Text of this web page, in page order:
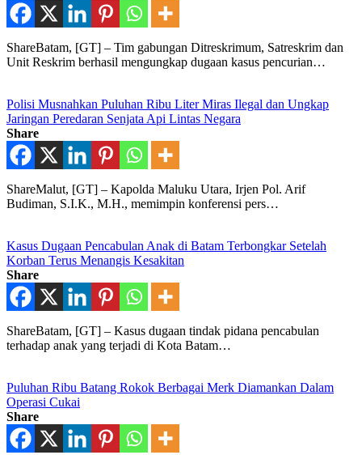
ShareBatam, [GT] – Tim gabungan Ditreskrimum, Satreskrim dan
Unit Reskrim berhasil mengungkap dugaan kasus pencurian…
Polisi Musnahkan Puluhan Ribu Liter Miras Ilegal dan Ungkap
Jaringan Peredaran Senjata Api Lintas Negara
Share
ShareMalut, [GT] – Kapolda Maluku Utara, Irjen Pol. Arif
Budiman, S.I.K., M.H., memimpin konferensi pers…
Kasus Dugaan Pencabulan Anak di Batam Terbongkar Setelah
Korban Terus Menangis Kesakitan
Share
ShareBatam, [GT] – Kasus dugaan tindak pidana pencabulan
terhadap anak yang terjadi di Kota Batam…
Puluhan Ribu Batang Rokok Berbagai Merk Diamankan Dalam
Operasi Cukai
Share